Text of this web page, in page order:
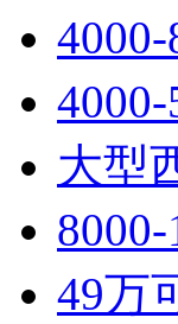
大型
49万